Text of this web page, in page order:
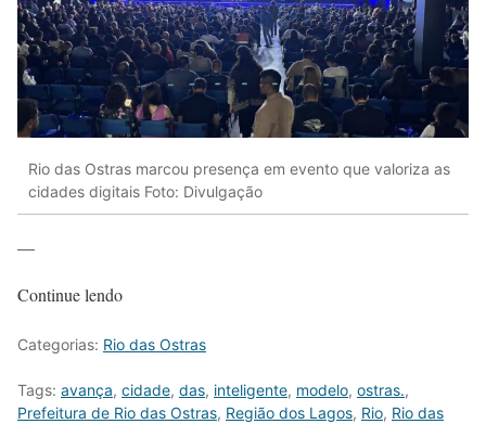
Rio das Ostras marcou presença em evento que valoriza as
cidades digitais Foto: Divulgação
—
Continue lendo
Categorias: Rio das Ostras
Tags: avança, cidade, das, inteligente, modelo, ostras.,
Prefeitura de Rio das Ostras, Região dos Lagos, Rio, Rio das